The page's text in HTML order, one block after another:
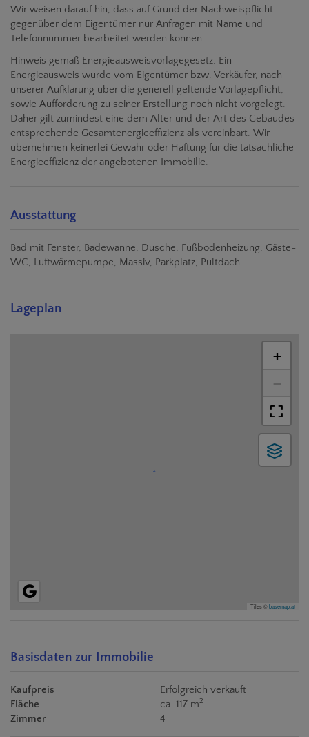
Wir weisen darauf hin, dass auf Grund der Nachweispflicht
gegenüber dem Eigentümer nur Anfragen mit Name und
Telefonnummer bearbeitet werden können.
Hinweis gemäß Energieausweisvorlagegesetz: Ein
Energieausweis wurde vom Eigentümer bzw. Verkäufer, nach
unserer Aufklärung über die generell geltende Vorlagepflicht,
sowie Aufforderung zu seiner Erstellung noch nicht vorgelegt.
Daher gilt zumindest eine dem Alter und der Art des Gebäudes
entsprechende Gesamtenergieeffizienz als vereinbart. Wir
übernehmen keinerlei Gewähr oder Haftung für die tatsächliche
Energieeffizienz der angebotenen Immobilie.
Ausstattung
Bad mit Fenster Badewanne Dusche Fußbodenheizung Gäste-
WC Luftwärmepumpe Massiv Parkplatz Pultdach
Lageplan
+
−
Tiles ©basemap.at
Basisdaten zur Immobilie
Kaufpreis
Erfolgreich verkauft
Fläche
ca. 117 m2
Zimmer 4